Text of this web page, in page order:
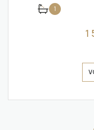
1
1